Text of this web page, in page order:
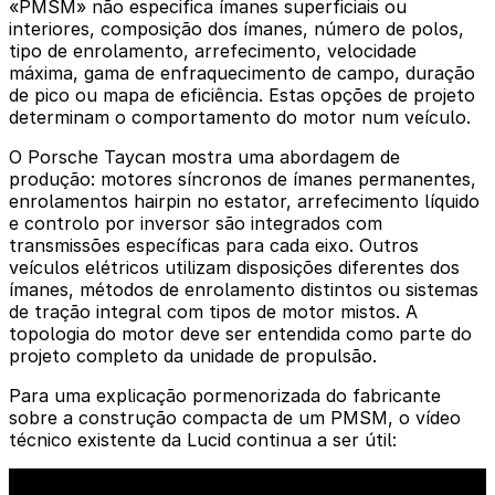
«PMSM» não especifica ímanes superficiais ou
interiores, composição dos ímanes, número de polos,
tipo de enrolamento, arrefecimento, velocidade
máxima, gama de enfraquecimento de campo, duração
de pico ou mapa de eficiência. Estas opções de projeto
determinam o comportamento do motor num veículo.
O Porsche Taycan mostra uma abordagem de
produção: motores síncronos de ímanes permanentes,
enrolamentos hairpin no estator, arrefecimento líquido
e controlo por inversor são integrados com
transmissões específicas para cada eixo. Outros
veículos elétricos utilizam disposições diferentes dos
ímanes, métodos de enrolamento distintos ou sistemas
de tração integral com tipos de motor mistos. A
topologia do motor deve ser entendida como parte do
projeto completo da unidade de propulsão.
Para uma explicação pormenorizada do fabricante
sobre a construção compacta de um PMSM, o vídeo
técnico existente da Lucid continua a ser útil: